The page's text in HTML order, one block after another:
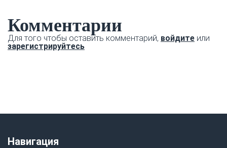
Комментарии
Для того чтобы оставить комментарий, войдите или
зарегистрируйтесь
Навигация